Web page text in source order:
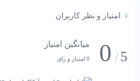
امتیاز و نظر کاربران
5
/
0 میانگین امتیاز
0 امتیاز و رای